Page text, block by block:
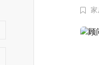
家